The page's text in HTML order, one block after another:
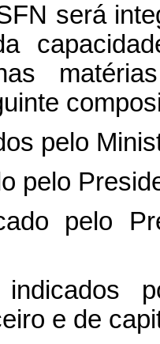
será
pelo
pelo
pelo
e de